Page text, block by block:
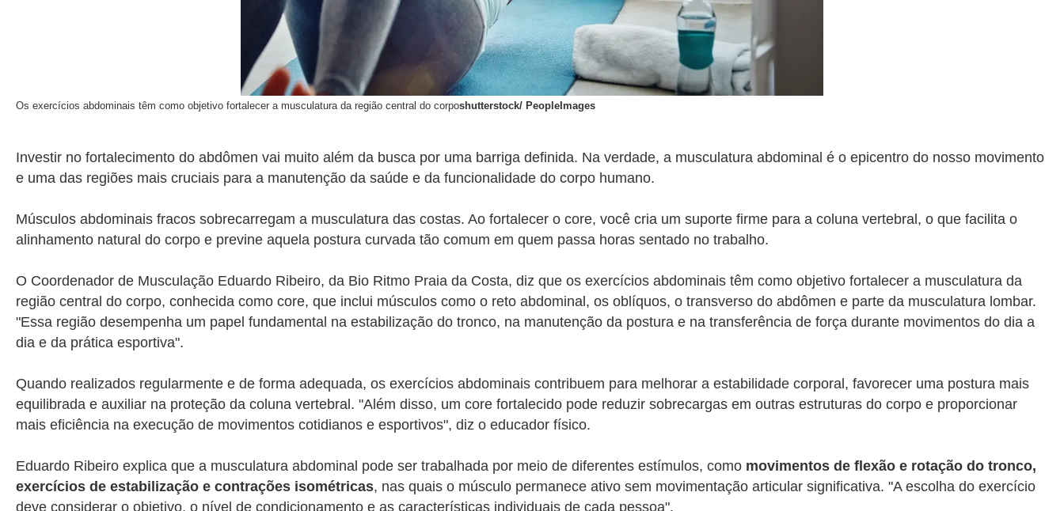
Os exercícios abdominais têm como objetivo fortalecer a musculatura da região central do corposhutterstock/ PeopleImages
Investir no fortalecimento do abdômen vai muito além da busca por uma barriga definida. Na verdade, a musculatura abdominal é o epicentro do nosso movimento
e uma das regiões mais cruciais para a manutenção da saúde e da funcionalidade do corpo humano.
​Músculos abdominais fracos sobrecarregam a musculatura das costas. Ao fortalecer o core, você cria um suporte firme para a coluna vertebral, o que facilita o
alinhamento natural do corpo e previne aquela postura curvada tão comum em quem passa horas sentado no trabalho.
O Coordenador de Musculação Eduardo Ribeiro, da Bio Ritmo Praia da Costa, diz que os exercícios abdominais têm como objetivo fortalecer a musculatura da
região central do corpo, conhecida como core, que inclui músculos como o reto abdominal, os oblíquos, o transverso do abdômen e parte da musculatura lombar.
"Essa região desempenha um papel fundamental na estabilização do tronco, na manutenção da postura e na transferência de força durante movimentos do dia a
dia e da prática esportiva".
Quando realizados regularmente e de forma adequada, os exercícios abdominais contribuem para melhorar a estabilidade corporal, favorecer uma postura mais
equilibrada e auxiliar na proteção da coluna vertebral. "Além disso, um core fortalecido pode reduzir sobrecargas em outras estruturas do corpo e proporcionar
mais eficiência na execução de movimentos cotidianos e esportivos", diz o educador físico.
Eduardo Ribeiro explica que a musculatura abdominal pode ser trabalhada por meio de diferentes estímulos, como movimentos de flexão e rotação do tronco,
exercícios de estabilização e contrações isométricas, nas quais o músculo permanece ativo sem movimentação articular significativa. "A escolha do exercício
deve considerar o objetivo, o nível de condicionamento e as características individuais de cada pessoa".